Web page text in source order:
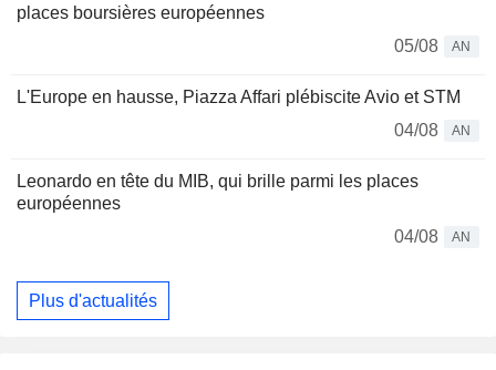
places boursières européennes
05/08
AN
L'Europe en hausse, Piazza Affari plébiscite Avio et STM
04/08
AN
Leonardo en tête du MIB, qui brille parmi les places
européennes
04/08
AN
Plus d'actualités